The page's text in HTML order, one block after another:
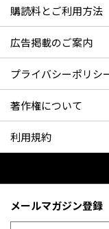
購読料とご利用方法
広告掲載のご案内
プライバシーポリシ
著作権について
利用規約
メールマガジン登録